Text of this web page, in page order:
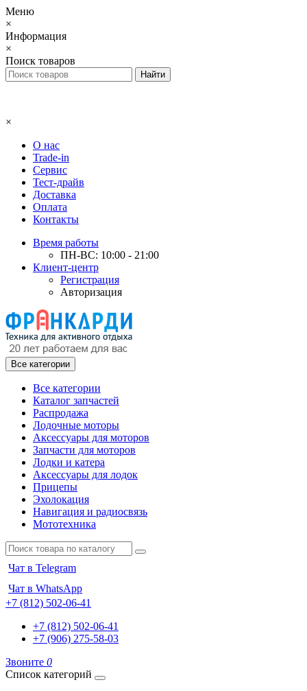
Меню
×
Информация
×
Поиск товаров
×
О нас
Trade-in
Сервис
Тест-драйв
Доставка
Оплата
Контакты
Время работы
ПН-ВС: 10:00 - 21:00
Клиент-центр
Регистрация
Авторизация
Все категории
Все категории
Каталог запчастей
Распродажа
Лодочные моторы
Аксессуары для моторов
Запчасти для моторов
Лодки и катера
Аксессуары для лодок
Прицепы
Эхолокация
Навигация и радиосвязь
Мототехника
Чат в Telegram
Чат в WhatsApp
+7 (812) 502-06-41
+7 (812) 502-06-41
+7 (906) 275-58-03
Звоните 0
Список категорий